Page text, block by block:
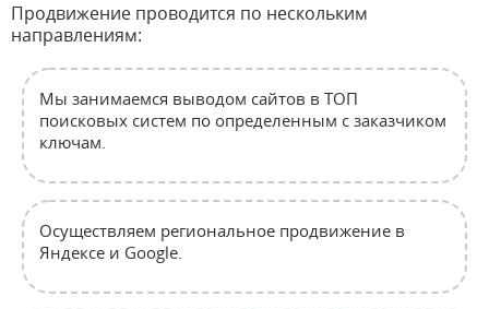
Продвижение проводится по нескольким
направлениям:
Мы занимаемся выводом сайтов в ТОП
поисковых систем по определенным с заказчиком
ключам.
Осуществляем региональное продвижение в
Яндексе и Google.